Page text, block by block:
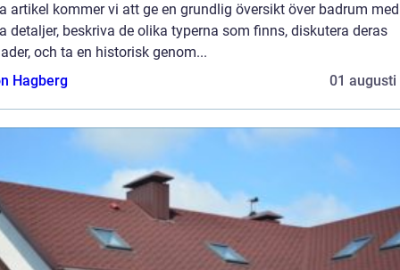
artikel kommer vi att ge en grundlig översikt över badrum med
detaljer, beskriva de olika typerna som finns, diskutera deras
och ta en historisk genom...
Hagberg
01 augusti